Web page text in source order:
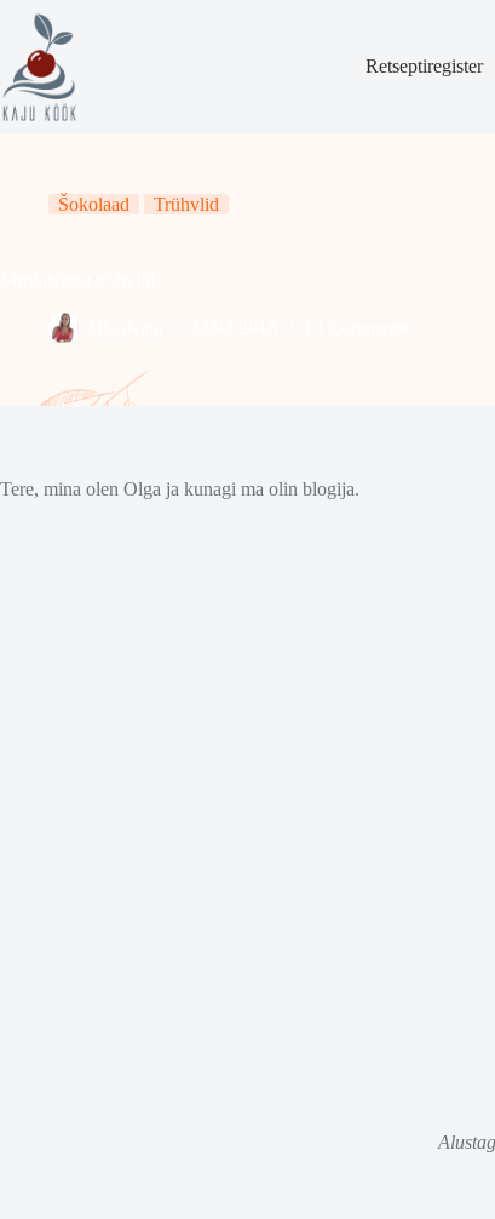
content
Retseptiregister
Šokolaad Trühvlid
Tere, mina olen Olga ja kunagi ma olin blogija.